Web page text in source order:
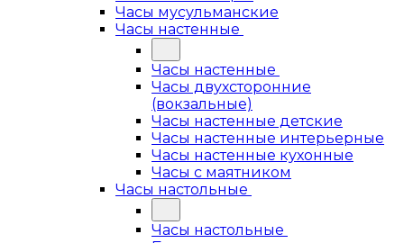
Часы мусульманские
Часы настенные
Часы настенные
Часы двухсторонние
(вокзальные)
Часы настенные детские
Часы настенные интерьерные
Часы настенные кухонные
Часы с маятником
Часы настольные
Часы настольные